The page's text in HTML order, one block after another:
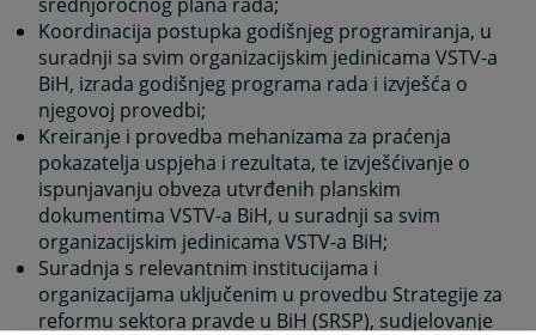
Koordinacija postupka godišnjeg programiranja, u
suradnji sa svim organizacijskim jedinicama VSTV-a
BiH, izrada godišnjeg programa rada i izvješća o
njegovoj provedbi;
Kreiranje i provedba mehanizama za praćenja
pokazatelja uspjeha i rezultata, te izvješćivanje o
ispunjavanju obveza utvrđenih planskim
dokumentima VSTV-a BiH, u suradnji sa svim
organizacijskim jedinicama VSTV-a BiH;
Suradnja s relevantnim institucijama i
organizacijama uključenim u provedbu Strategije za
reformu sektora pravde u BiH (SRSP), sudjelovanje